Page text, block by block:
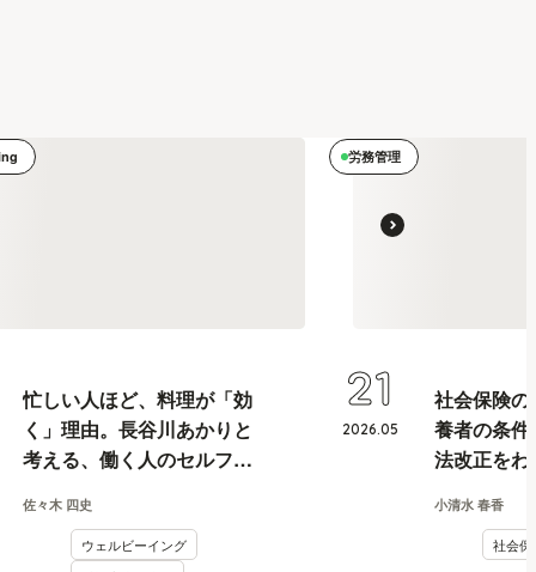
忙しい人ほど、料理が「効
く」理由。長谷川あかりと
考える、働く人のセルフケ
佐々木 四史
ウェルビーイング
労務管理
社会保険
養者の条
法改正を
小清水 春香
社会保
2026.05
21